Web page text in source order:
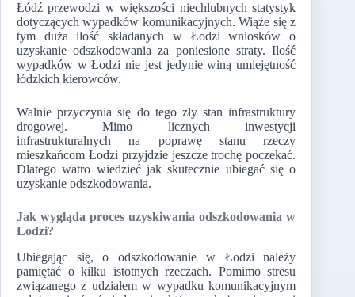
Łódź przewodzi w większości niechlubnych statystyk
dotyczących wypadków komunikacyjnych. Wiąże się z
tym duża ilość składanych w Łodzi wniosków o
uzyskanie odszkodowania za poniesione straty. Ilość
wypadków w Łodzi nie jest jedynie winą umiejętność
łódzkich kierowców.
Walnie przyczynia się do tego zły stan infrastruktury
drogowej. Mimo licznych inwestycji
infrastrukturalnych na poprawę stanu rzeczy
mieszkańcom Łodzi przyjdzie jeszcze trochę poczekać.
Dlatego watro wiedzieć jak skutecznie ubiegać się o
uzyskanie odszkodowania.
Jak wygląda proces uzyskiwania odszkodowania w
Łodzi?
Ubiegając się, o odszkodowanie w Łodzi należy
pamiętać o kilku istotnych rzeczach. Pomimo stresu
związanego z udziałem w wypadku komunikacyjnym